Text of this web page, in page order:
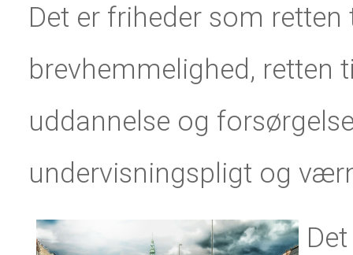
Det er friheder som
brevhemmelighed, retten
uddannelse og
undervisningspligt og